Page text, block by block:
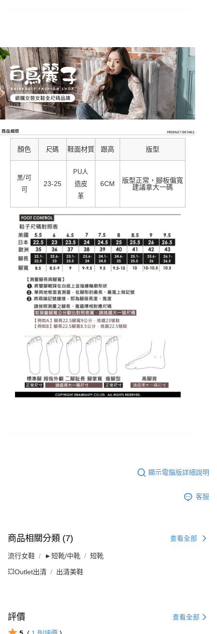
顏色 尺碼 鞋面材質 跟高 版型
黑/可
可
23-25
PU人
造皮
革
6CM
版型正常，腳板偏寬
建議拿大一碼
顯示電腦版詳細說明
客服
商品相關分類 (7) 查看全部
流行女鞋 ►短靴/中靴 短靴
💥Outlet出清 出清美鞋
評價 查看全部